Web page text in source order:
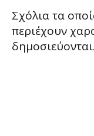
Σχόλια τα
περιέχουν
δημοσιεύονται.